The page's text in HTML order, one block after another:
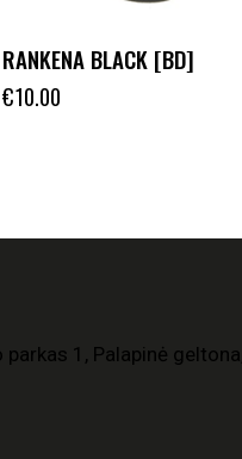
RANKENA BLACK [BD]
€10.00
parkas 1, Palapinė